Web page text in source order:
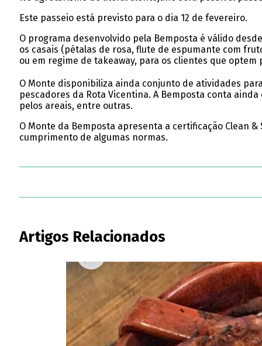
Este passeio está previsto para o dia 12 de fevereiro.
O programa desenvolvido pela Bemposta é válido
os casais (pétalas de rosa, flute de espumante com
ou em regime de takeaway, para os clientes que
O Monte disponibiliza ainda conjunto de atividades
pescadores da Rota Vicentina. A Bemposta conta
pelos areais, entre outras.
O Monte da Bemposta apresenta a certificação Clean
cumprimento de algumas normas.
Artigos Relacionados